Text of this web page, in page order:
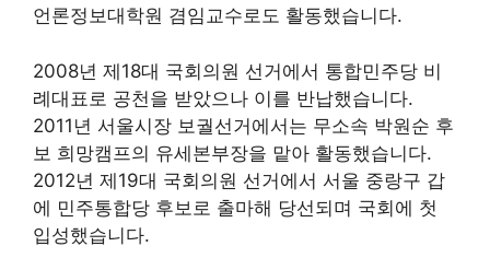
언론정보대학원 겸임교수로도 활동했습니다.
2008년 제18대 국회의원 선거에서 통합민주당 비
례대표로 공천을 받았으나 이를 반납했습니다.
2011년 서울시장 보궐선거에서는 무소속 박원순 후
보 희망캠프의 유세본부장을 맡아 활동했습니다.
2012년 제19대 국회의원 선거에서 서울 중랑구 갑
에 민주통합당 후보로 출마해 당선되며 국회에 첫
입성했습니다.